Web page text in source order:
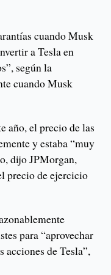
cuando Musk
a Tesla en
según la
cuando Musk
año, el precio de las
y estaba “muy
dijo JPMorgan,
precio de ejercicio
para “aprovechar
de Tesla”,